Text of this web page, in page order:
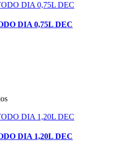
DIA 0,75L DEC
DIA 1,20L DEC